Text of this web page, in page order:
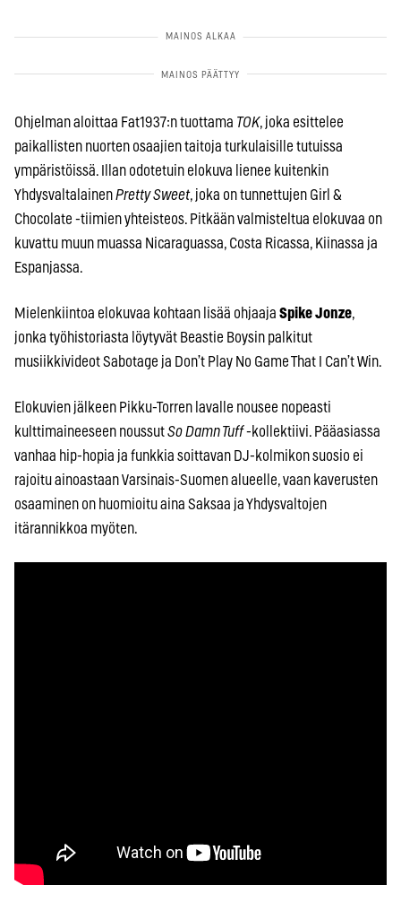
Ohjelman aloittaa Fat1937:n tuottama TOK, joka esittelee
paikallisten nuorten osaajien taitoja turkulaisille tutuissa
ympäristöissä. Illan odotetuin elokuva lienee kuitenkin
YhdysvaltalainenPretty Sweet, joka on tunnettujen Girl &
Chocolate -tiimien yhteisteos. Pitkään valmisteltua elokuvaa on
kuvattu muun muassa Nicaraguassa, Costa Ricassa, Kiinassa ja
Espanjassa.
Mielenkiintoa elokuvaa kohtaan lisää ohjaaja Spike Jonze,
jonka työhistoriasta löytyvät Beastie Boysin palkitut
musiikkivideot Sabotage ja Don’t Play No Game That I Can’t Win.
Elokuvien jälkeen Pikku-Torren lavalle nousee nopeasti
kulttimaineeseen noussutSo Damn Tuff-kollektiivi. Pääasiassa
vanhaa hip-hopia ja funkkia soittavan DJ-kolmikon suosio ei
rajoitu ainoastaan Varsinais-Suomen alueelle, vaan kaverusten
osaaminen on huomioitu aina Saksaa ja Yhdysvaltojen
itärannikkoa myöten.